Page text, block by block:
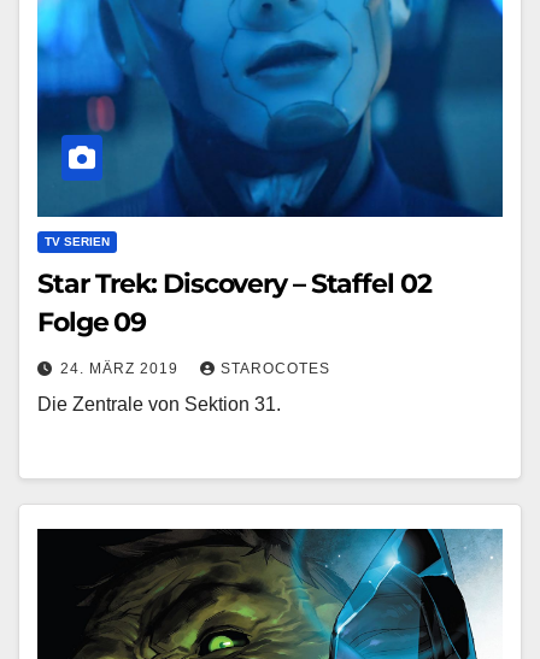
TV SERIEN
Star Trek: Discovery – Staffel 02
Folge 09
24. MÄRZ 2019 STAROCOTES
Die Zentrale von Sektion 31.